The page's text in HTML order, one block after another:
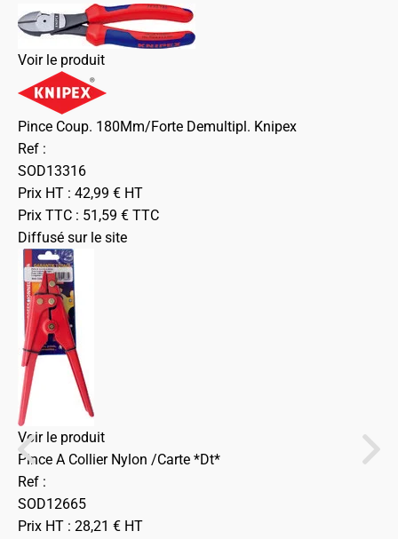
Voir le produit
Pince Coup. 180Mm/Forte Demultipl. Knipex
Ref :
SOD13316
Prix HT : 42,99 € HT
Prix TTC : 51,59 € TTC
Diffusé sur le site
Voir le produit
Pince A Collier Nylon /Carte *Dt*
Ref :
SOD12665
Prix HT : 28,21 € HT